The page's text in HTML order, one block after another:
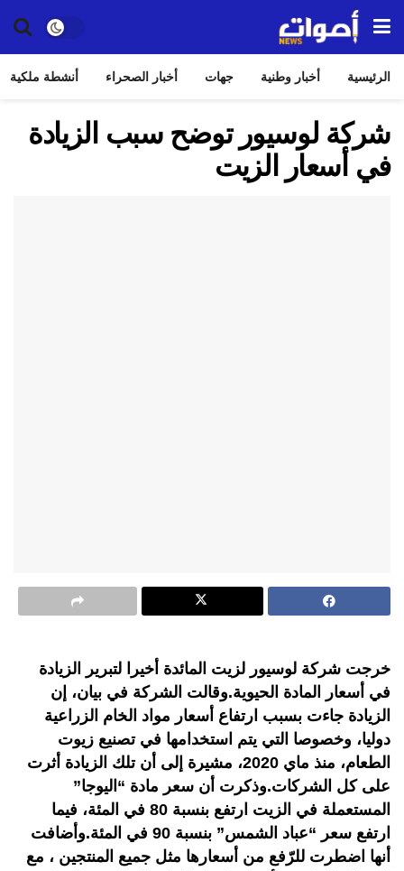
الرئيسية أخبار وطنية جهات أخبار الصحراء أنشطة ملكية
شركة لوسيور توضح سبب الزيادة
في أسعار الزيت
خرجت شركة لوسيور لزيت المائدة أخيرا لتبرير الزيادة
في أسعار المادة الحيوية.وقالت الشركة في بيان، إن
الزيادة جاءت بسبب ارتفاع أسعار مواد الخام الزراعية
دوليا، وخصوصا التي يتم استخدامها في تصنيع زيوت
الطعام، منذ ماي 2020، مشيرة إلى أن تلك الزيادة أثرت
على كل الشركات.وذكرت أن سعر مادة “اليوجا”
المستعملة في الزيت ارتفع بنسبة 80 في المئة، فيما
ارتفع سعر “عباد الشمس” بنسبة 90 في المئة.وأضافت
أنها اضطرت للرّفع من أسعارها مثل جميع المنتجين ، مع